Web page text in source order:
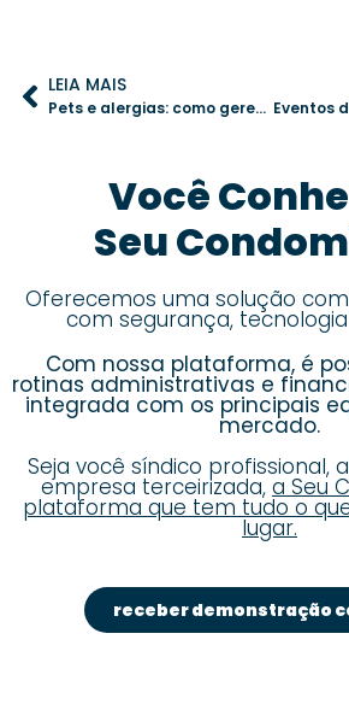
LEIA MAIS
Pets e alergias: como gerenciar a convivência no condomínio
Você
Seu
Oferecemos uma solução
com segurança,
Com nossa plataforma, é
rotinas administrativas e
integrada com os principais
mercado.
Seja você síndico profissional,
empresa terceirizada, a Seu
plataforma que tem tudo o
lugar.
receber demonstração